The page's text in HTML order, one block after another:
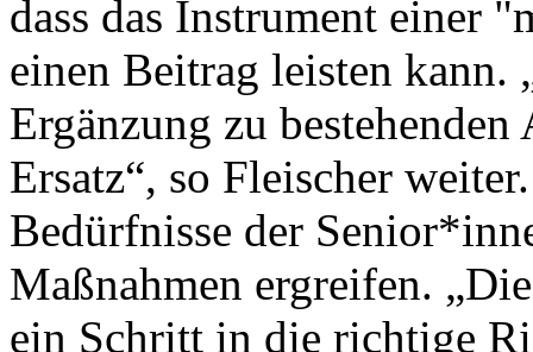
dass das Instrument einer
einen Beitrag leisten kann.
Ergänzung zu
Ersatz“, so Fleischer
Bedürfnisse der
Maßnahmen ergreifen.
ein Schritt in die richtige